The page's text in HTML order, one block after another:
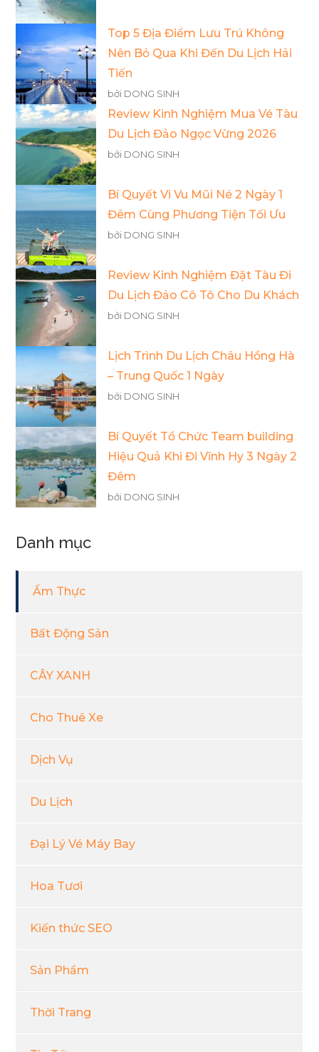
Top 5 Địa Điểm Lưu Trú Không
Nên Bỏ Qua Khi Đến Du Lịch Hải
Tiến
bởi DONG SINH
Review Kinh Nghiệm Mua Vé Tàu
Du Lịch Đảo Ngọc Vừng 2026
bởi DONG SINH
Bí Quyết Vi Vu Mũi Né 2 Ngày 1
Đêm Cùng Phương Tiện Tối Ưu
bởi DONG SINH
Review Kinh Nghiệm Đặt Tàu Đi
Du Lịch Đảo Cô Tô Cho Du Khách
bởi DONG SINH
Lịch Trình Du Lịch Châu Hồng Hà
– Trung Quốc 1 Ngày
bởi DONG SINH
Bí Quyết Tổ Chức Team building
Hiệu Quả Khi Đi Vĩnh Hy 3 Ngày 2
Đêm
bởi DONG SINH
Danh mục
Ẩm Thực
Bất Động Sản
CÂY XANH
Cho Thuê Xe
Dịch Vụ
Du Lịch
Đại Lý Vé Máy Bay
Hoa Tươi
Kiến thức SEO
Sản Phẩm
Thời Trang